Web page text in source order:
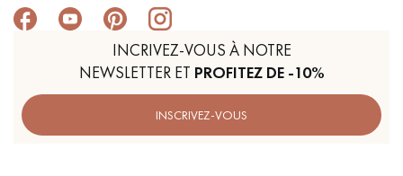
INCRIVEZ-VOUS À NOTRE
NEWSLETTER ET PROFITEZ DE -10%
INSCRIVEZ-VOUS